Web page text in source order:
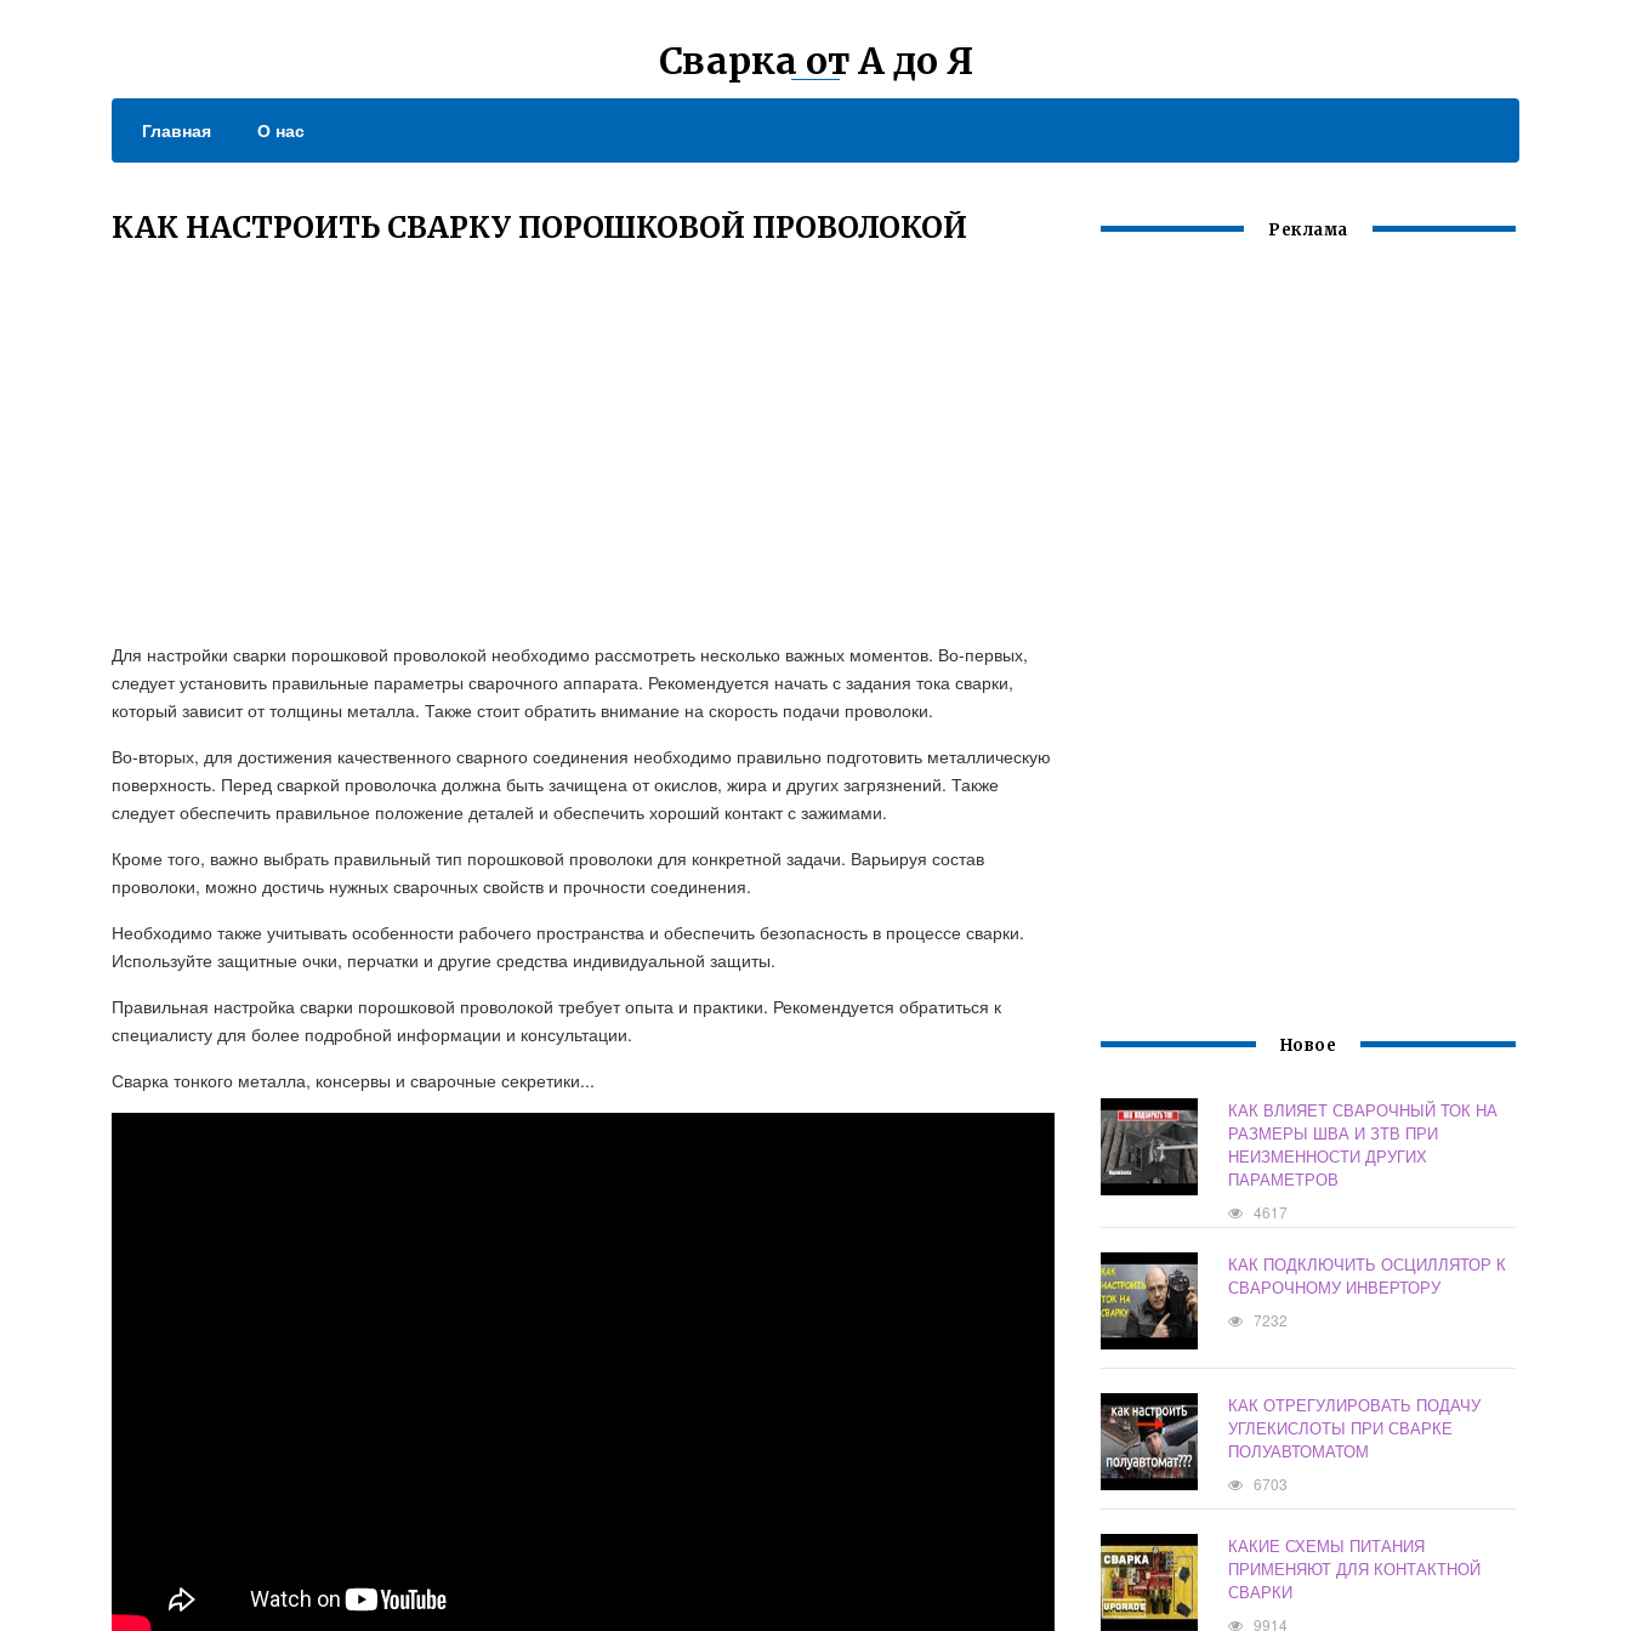
Сварка от А до Я
Главная О нас
КАК НАСТРОИТЬ СВАРКУ ПОРОШКОВОЙ ПРОВОЛОКОЙ
Для настройки сварки порошковой проволокой необходимо рассмотреть несколько важных моментов. Во-первых,
следует установить правильные параметры сварочного аппарата. Рекомендуется начать с задания тока сварки,
который зависит от толщины металла. Также стоит обратить внимание на скорость подачи проволоки.
Во-вторых, для достижения качественного сварного соединения необходимо правильно подготовить металлическую
поверхность. Перед сваркой проволочка должна быть зачищена от окислов, жира и других загрязнений. Также
следует обеспечить правильное положение деталей и обеспечить хороший контакт с зажимами.
Кроме того, важно выбрать правильный тип порошковой проволоки для конкретной задачи. Варьируя состав
проволоки, можно достичь нужных сварочных свойств и прочности соединения.
Необходимо также учитывать особенности рабочего пространства и обеспечить безопасность в процессе сварки.
Используйте защитные очки, перчатки и другие средства индивидуальной защиты.
Правильная настройка сварки порошковой проволокой требует опыта и практики. Рекомендуется обратиться к
специалисту для более подробной информации и консультации.
Сварка тонкого металла, консервы и сварочные секретики...
Реклама
Новое
КАК ВЛИЯЕТ СВАРОЧНЫЙ ТОК НА
РАЗМЕРЫ ШВА И ЗТВ ПРИ
НЕИЗМЕННОСТИ ДРУГИХ
ПАРАМЕТРОВ
4617
КАК ПОДКЛЮЧИТЬ ОСЦИЛЛЯТОР К
СВАРОЧНОМУ ИНВЕРТОРУ
7232
КАК ОТРЕГУЛИРОВАТЬ ПОДАЧУ
УГЛЕКИСЛОТЫ ПРИ СВАРКЕ
ПОЛУАВТОМАТОМ
6703
КАКИЕ СХЕМЫ ПИТАНИЯ
ПРИМЕНЯЮТ ДЛЯ КОНТАКТНОЙ
СВАРКИ
9914